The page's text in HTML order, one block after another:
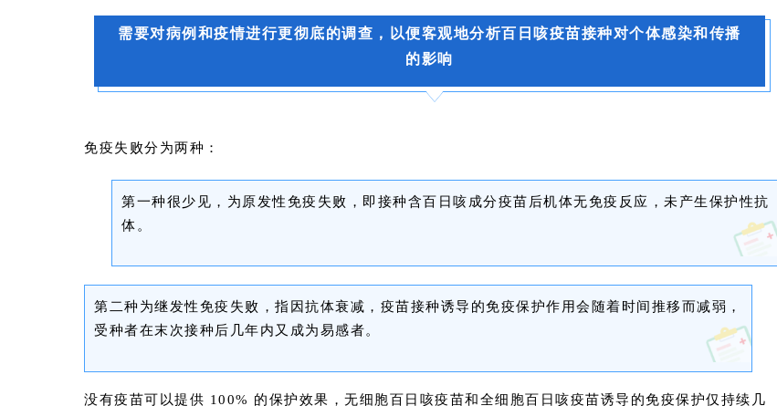
需要对病例和疫情进行更彻底的调查，以便客观地分析百日咳疫苗接种对个体感染和传播
的影响
免疫失败分为两种：
第一种很少见，为原发性免疫失败，即接种含百日咳成分疫苗后机体无免疫反应，未产生保护性抗
体。
第二种为继发性免疫失败，指因抗体衰减，疫苗接种诱导的免疫保护作用会随着时间推移而减弱，
受种者在末次接种后几年内又成为易感者。
没有疫苗可以提供 100% 的保护效果，无细胞百日咳疫苗和全细胞百日咳疫苗诱导的免疫保护仅持续几